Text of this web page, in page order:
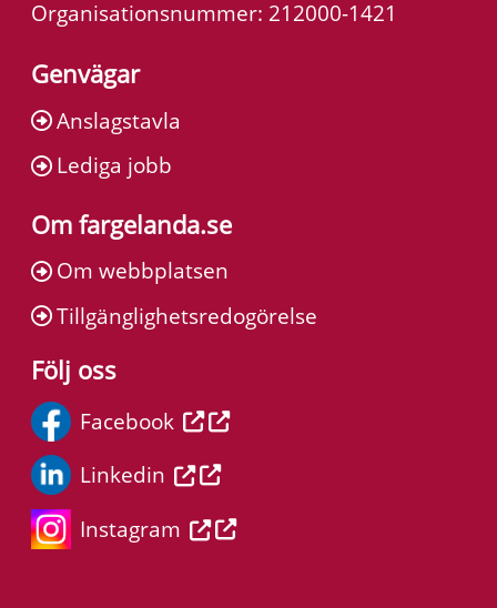
Organisationsnummer: 212000-1421
Genvägar
Anslagstavla
Lediga jobb
Om fargelanda.se
Om webbplatsen
Tillgänglighetsredogörelse
Följ oss
Facebook
Linkedin
Instagram